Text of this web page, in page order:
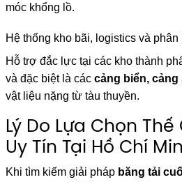
móc khổng lồ.
Hệ thống kho bãi, logistics và phân
Hỗ trợ đắc lực tại các kho thành
và đặc biệt là các cảng biển, cảng
vật liệu nặng từ tàu thuyền.
Lý Do Lựa Chọn
Uy Tín Tại Hồ Chí
Khi tìm kiếm giải pháp băng tải